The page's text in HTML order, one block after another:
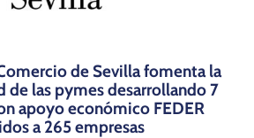
de Sevilla fomenta la
las pymes desarrollando 7
apoyo económico FEDER
a 265 empresas